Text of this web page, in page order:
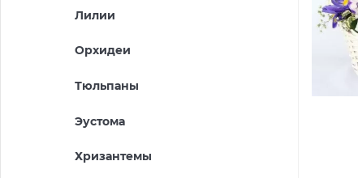
Лилии
Орхидеи
Тюльпаны
Эустома
Хризантемы